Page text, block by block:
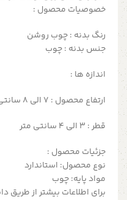
خصوصیات محصول :
رنگ بدنه : چوب روشن
جنس بدنه : چوب
اندازه ها :
ارتفاع محصول : 7 الی 8 سانتی متر
قطر : 3 الی 4 سانتی متر
جزئیات محصول :
نوع محصول: استاندارد
مواد پایه: چوب
برای اطلاعات بیشتر از طریق دایرکت و یا به شماره